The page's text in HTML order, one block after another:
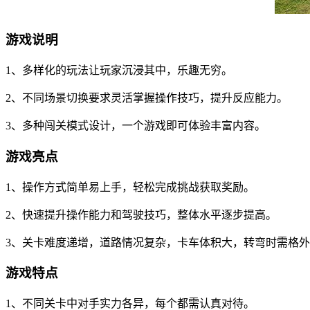
游戏说明
1、多样化的玩法让玩家沉浸其中，乐趣无穷。
2、不同场景切换要求灵活掌握操作技巧，提升反应能力。
3、多种闯关模式设计，一个游戏即可体验丰富内容。
游戏亮点
1、操作方式简单易上手，轻松完成挑战获取奖励。
2、快速提升操作能力和驾驶技巧，整体水平逐步提高。
3、关卡难度递增，道路情况复杂，卡车体积大，转弯时需格
游戏特点
1、不同关卡中对手实力各异，每个都需认真对待。